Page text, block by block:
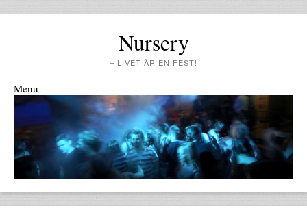
Nursery
– LIVET ÄR EN FEST!
Menu
Skip to content